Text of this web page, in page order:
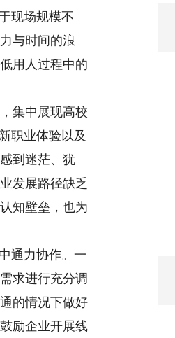
现场规模不
与时间的浪
用人过程中的
集中展现高校
职业体验以及
到迷茫、犹
发展路径缺乏
知壁垒，也为
通力协作。一
求进行充分调
的情况下做好
励企业开展线